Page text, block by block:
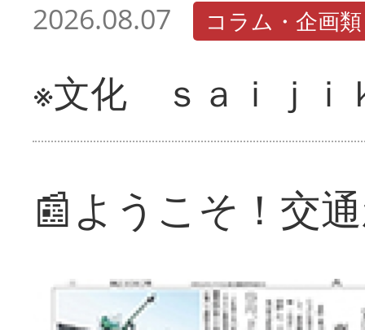
2026.08.07 コラム・企画類
※文化 ｓａｉｊ
📰ようこそ！交